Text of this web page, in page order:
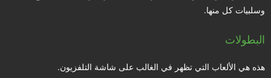
وسلبيات كل منها.
البطولات
هذه هي الألعاب التي تظهر في الغالب على شاشة التلفزيون.